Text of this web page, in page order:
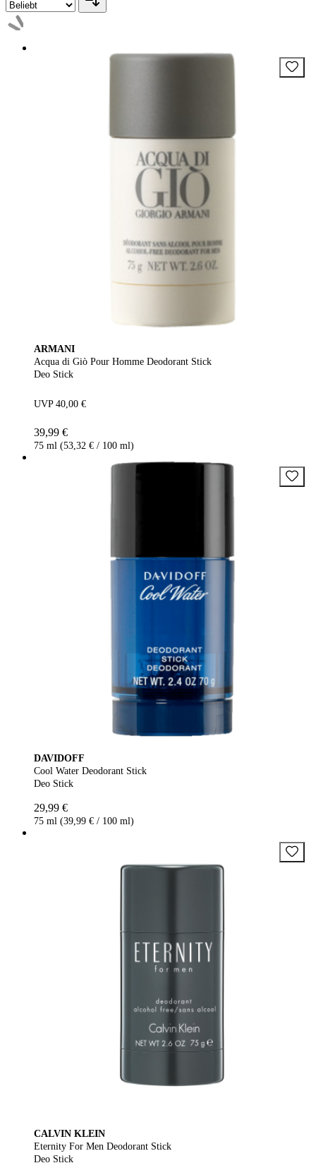
ARMANI
Acqua di Giò Pour Homme Deodorant Stick
Deo Stick
UVP 40,00 €
39,99 €
75 ml (53,32 € / 100 ml)
DAVIDOFF
Cool Water Deodorant Stick
Deo Stick
29,99 €
75 ml (39,99 € / 100 ml)
CALVIN KLEIN
Eternity For Men Deodorant Stick
Deo Stick